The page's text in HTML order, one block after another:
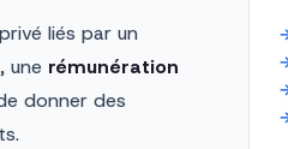
liés par un
, une rémunération
donner des